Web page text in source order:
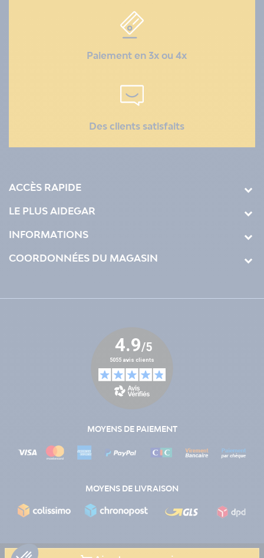
Paiement en 3x ou 4x
Des clients satisfaits
ACCÈS RAPIDE
LE PLUS AIDEGAR
INFORMATIONS
COORDONNÉES DU MAGASIN
MOYENS DE PAIEMENT
MOYENS DE LIVRAISON